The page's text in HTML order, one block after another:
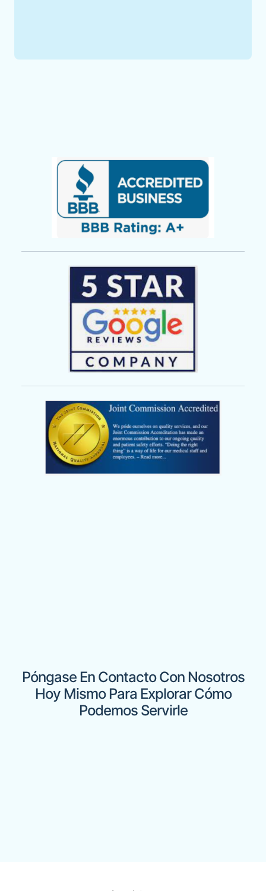
Póngase En Contacto Con Nosotros
Hoy Mismo Para Explorar Cómo
Podemos Servirle